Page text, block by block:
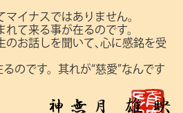
イナスではありません。
て来る事が在るのです。
のお話しを聞いて､心に感銘を受
るのです。其れが“慈愛”なんです